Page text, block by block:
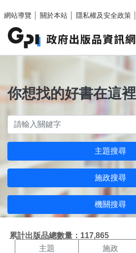
網站導覽
關於本站 隱私權及安全政策
你想找的好書在這裡
主題搜尋
施政搜尋
機關搜尋
累計出版品總數量：117,865
機關搜尋結果
主題 施政